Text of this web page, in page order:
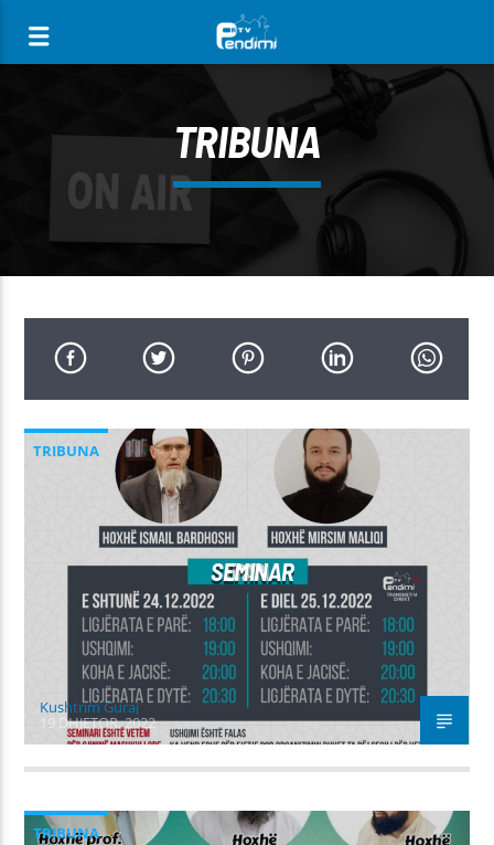
[There are no radio stations in the database]
TRIBUNA
TRIBUNA
SEMINAR
Kushtrim Guraj
19 DHJETOR, 2022
TRIBUNA